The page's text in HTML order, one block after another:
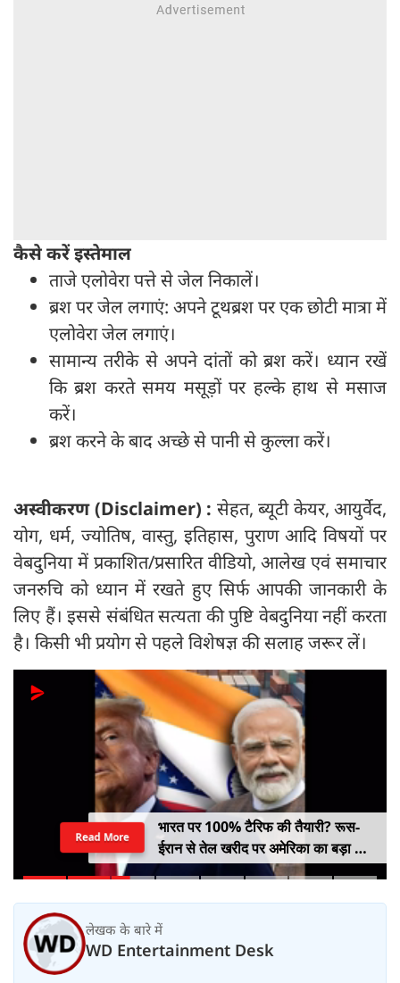
कैसे करें इस्तेमाल
ताजे एलोवेरा पत्ते से जेल निकालें।
ब्रश पर जेल लगाएं: अपने टूथब्रश पर एक छोटी मात्रा में
एलोवेरा जेल लगाएं।
सामान्य तरीके से अपने दांतों को ब्रश करें। ध्यान रखें
कि ब्रश करते समय मसूड़ों पर हल्के हाथ से मसाज
करें।
ब्रश करने के बाद अच्छे से पानी से कुल्ला करें।
अस्वीकरण (Disclaimer) : सेहत, ब्यूटी केयर, आयुर्वेद,
योग, धर्म, ज्योतिष, वास्तु, इतिहास, पुराण आदि विषयों पर
वेबदुनिया में प्रकाशित/प्रसारित वीडियो, आलेख एवं समाचार
जनरुचि को ध्यान में रखते हुए सिर्फ आपकी जानकारी के
लिए हैं। इससे संबंधित सत्यता की पुष्टि वेबदुनिया नहीं करता
है। किसी भी प्रयोग से पहले विशेषज्ञ की सलाह जरूर लें।
भारत पर 100% टैरिफ की तैयारी? रूस-
ईरान से तेल खरीद पर अमेरिका का बड़ा वार,
सीनेट में बिल पास
Read More
लेखक के बारे में
WD Entertainment Desk